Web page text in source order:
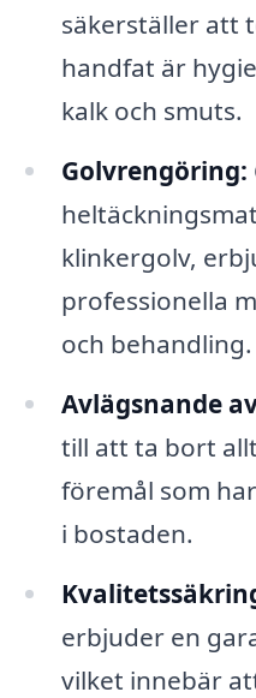
säkerställer att
handfat är
kalk och smuts.
Golvrengöring:
klinkergolv,
professionella
och behandling.
Avlägsnande
till att ta bort
föremål som
i bostaden.
erbjuder en
vilket innebär